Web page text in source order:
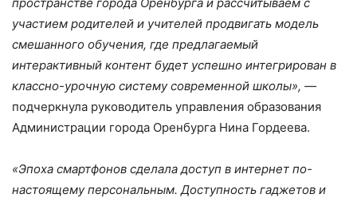
участием родителей и учителей продвигать модель
смешанного обучения, где предлагаемый
интерактивный контент будет успешно интегрирован в
классно-урочную систему современной школы», —
подчеркнула руководитель управления образования
Администрации города Оренбурга Нина Гордеева.
«Эпоха смартфонов сделала доступ в интернет по-
настоящему персональным. Доступность гаджетов и